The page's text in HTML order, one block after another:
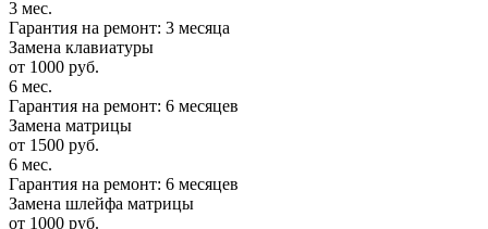
3 мес.
Гарантия на ремонт: 3 месяца
Замена клавиатуры
от 1000 руб.
6 мес.
Гарантия на ремонт: 6 месяцев
Замена матрицы
от 1500 руб.
6 мес.
Гарантия на ремонт: 6 месяцев
Замена шлейфа матрицы
от 1000 руб.